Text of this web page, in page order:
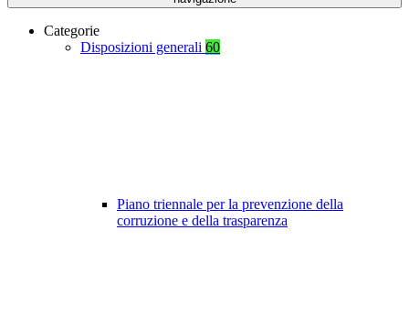
Categorie
Disposizioni generali 60
Piano triennale per la prevenzione della
corruzione e della trasparenza